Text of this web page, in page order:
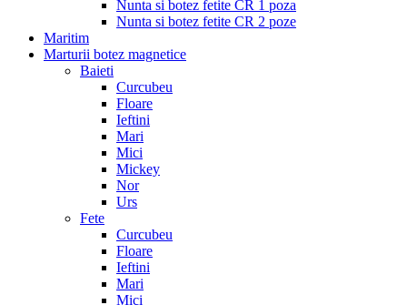
Nunta si botez fetite CR 1 poza
Nunta si botez fetite CR 2 poze
Maritim
Marturii botez magnetice
Baieti
Curcubeu
Floare
Ieftini
Mari
Mici
Mickey
Nor
Urs
Fete
Curcubeu
Floare
Ieftini
Mari
Mici